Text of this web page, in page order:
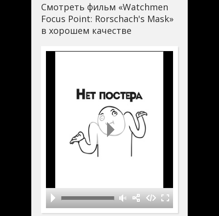
Смотреть фильм «Watchmen
Focus Point: Rorschach's Mask»
в хорошем качестве